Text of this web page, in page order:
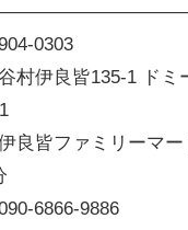
0303
村伊良皆135-1 ドミ
良皆ファミリーマー
6866-9886